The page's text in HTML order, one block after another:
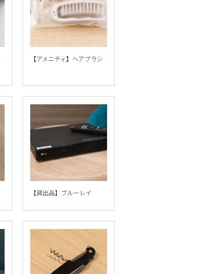
【アメニティ】ヘアブラシ
【貸出品】ブルーレイ